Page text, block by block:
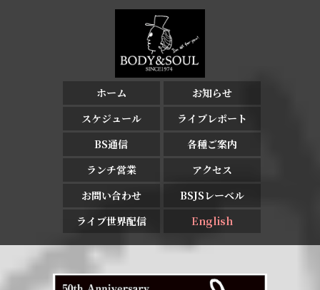
ホーム
お知らせ
スケジュール
ライブレポート
BS通信
各種ご案内
ランチ営業
アクセス
お問い合わせ
BSJSレーベル
ライブ世界配信
English